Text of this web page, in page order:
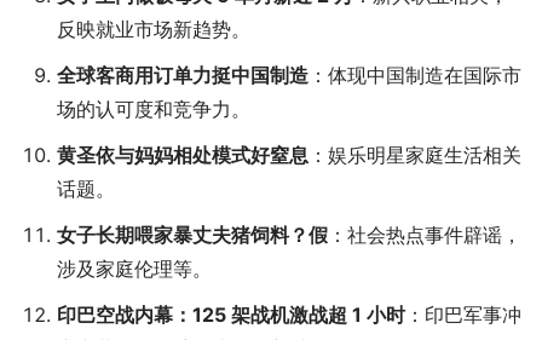
反映就业市场新趋势。
全球客商用订单力挺中国制造 ：体现中国制造在国际市
场的认可度和竞争力。
黄圣依与妈妈相处模式好窒息 ：娱乐明星家庭生活相关
话题。
女子长期喂家暴丈夫猪饲料？假 ：社会热点事件辟谣，
涉及家庭伦理等。
印巴空战内幕：125 架战机激战超 1 小时：印巴军事冲